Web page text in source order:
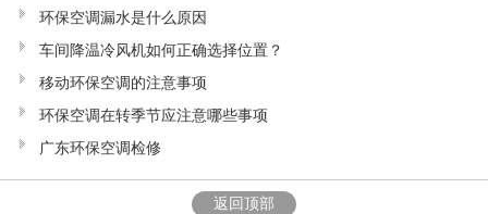
环保空调漏水是什么原因
车间降温冷风机如何正确选择位置？
移动环保空调的注意事项
环保空调在转季节应注意哪些事项
广东环保空调检修
返回顶部